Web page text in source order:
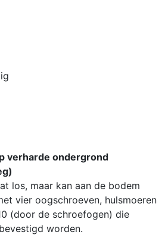
verharde ondergrond
los, maar kan aan de bodem
vier oogschroeven, hulsmoeren
(door de schroefogen) die
worden.